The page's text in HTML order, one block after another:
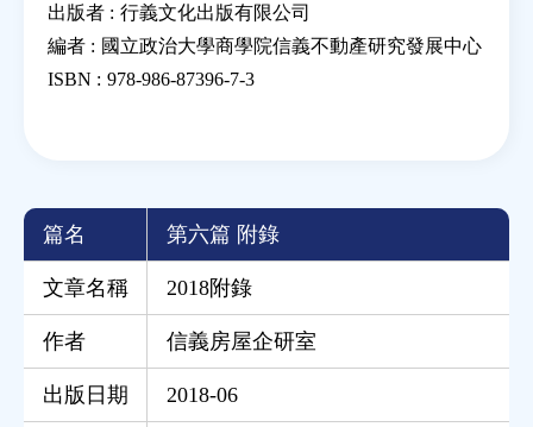
出版者 : 行義文化出版有限公司
編者 : 國立政治大學商學院信義不動產研究發展中心
ISBN : 978-986-87396-7-3
篇名 第六篇 附錄
文章名稱 2018附錄
作者 信義房屋企研室
出版日期 2018-06